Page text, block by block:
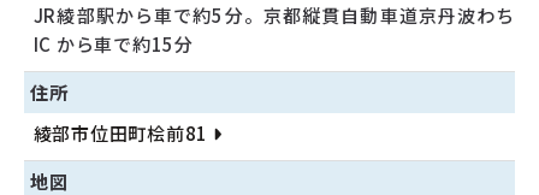
JR綾部駅から車で約5分。京都縦貫自動車道京丹波わち
IC から車で約15分
住所
綾部市位田町桧前81
地図